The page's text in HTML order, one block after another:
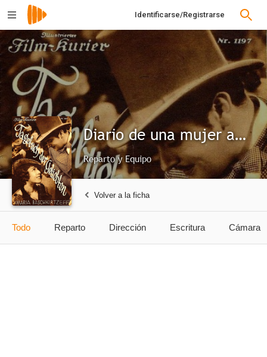
Identificarse/Registrarse
Diario de una mujer amada
Reparto y Equipo
Volver a la ficha
Todo Reparto Dirección Escritura Cámara